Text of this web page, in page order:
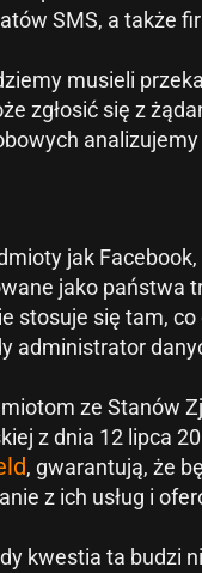
SMS, a także
musieli
zgłosić się z
jak
jako państwa
stosuje się tam,
administrator
ze Stanów
z dnia 12 lipca
, gwarantują, że
z ich usług i
kwestia ta budzi